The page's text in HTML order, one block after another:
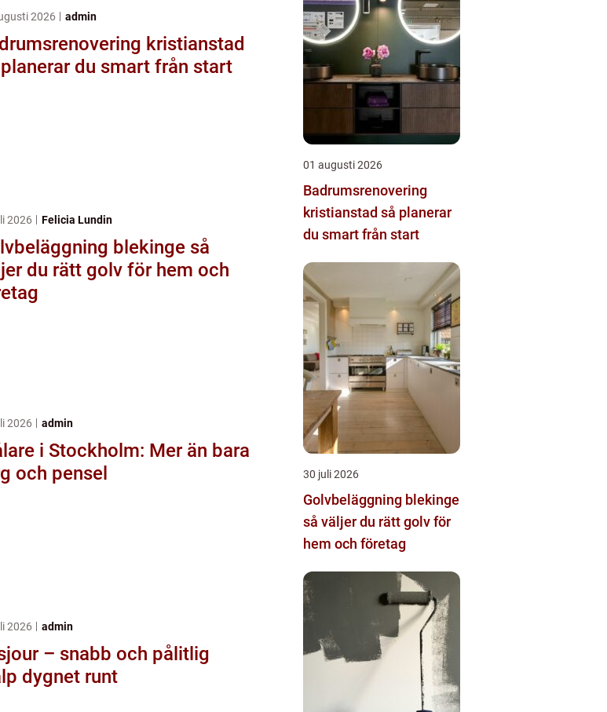
2026 admin
kristianstad
du smart från start
2026 Felicia Lundin
blekinge så
du rätt golv för hem och
2026 admin
i Stockholm: Mer än bara
och pensel
2026 admin
– snabb och pålitlig
dygnet runt
01 augusti 2026
Badrumsrenovering
kristianstad så planerar
du smart från start
30 juli 2026
Golvbeläggning blekinge
så väljer du rätt golv för
hem och företag